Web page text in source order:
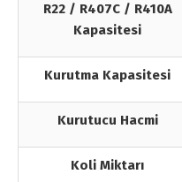
R22 / R407C / R410A
Kapasitesi
Kurutma Kapasitesi
Kurutucu Hacmi
Koli Miktarı